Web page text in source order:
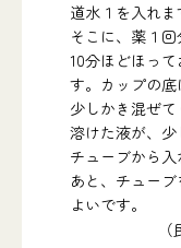
道水１を入れま
そこに、薬１回
10分ほどほっ
す。カップの
少しかき混ぜて
溶けた液が、少
チューブから
あと、チュー
よいです。